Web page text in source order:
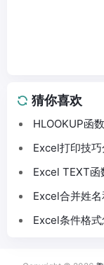
猜你喜欢
HLOOKUP函
Excel打印技
Excel TEXT函
Excel合并姓
Excel条件格